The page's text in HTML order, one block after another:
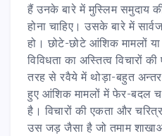
हैं उनके बारे में मुस्लिम समुदाय
होना चाहिए। उसके बारे में
हो। छोटे-छोटे आंशिक मामलों
विविधता का अस्तित्व विचारों
तरह से रवैये में थोड़ा-बहुत
हुए आंशिक मामलों में फेर-बदल
है। विचारों की एकता और
उस जड़ जैसा है जो तमाम